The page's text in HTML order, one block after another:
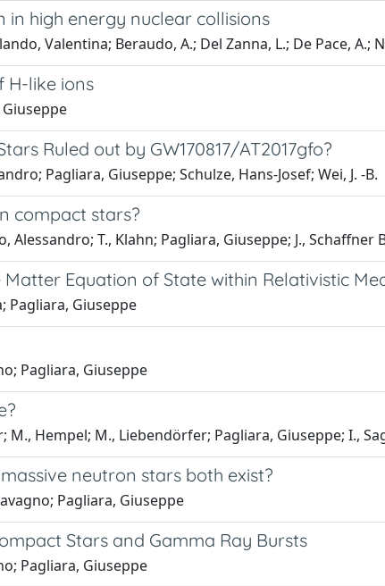
high energy nuclear collisions
Valentina; Beraudo, A.; Del Zanna, L.; De Pace, A.;
H-like ions
Ruled out by GW170817/AT2017gfo?
Pagliara, Giuseppe; Schulze, Hans-Josef; Wei, J. -B.
compact stars?
Alessandro; T., Klahn; Pagliara, Giuseppe; J., Schaffner
Equation of State within Relativistic
Pagliara, Giuseppe
Pagliara, Giuseppe
M., Hempel; M., Liebendörfer; Pagliara, Giuseppe; I.,
neutron stars both exist?
Pagliara, Giuseppe
Stars and Gamma Ray Bursts
Pagliara, Giuseppe